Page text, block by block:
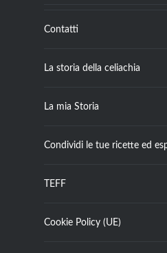
Contatti
La storia della celiachia
La mia Storia
Condividi le tue ricette ed
TEFF
Cookie Policy (UE)